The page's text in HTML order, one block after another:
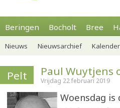
Beringen Bocholt Bree
Nieuws Nieuwsarchief Kalender
Pelt Paul Wuytjens
Vrijdag 22 februari 2019
Woensdag